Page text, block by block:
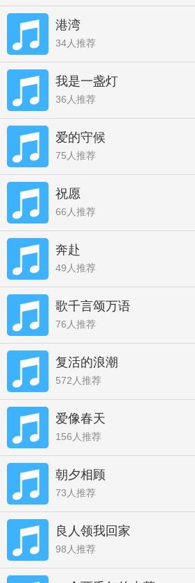
港湾
34人推荐
我是一盏灯
36人推荐
爱的守候
75人推荐
祝愿
66人推荐
奔赴
49人推荐
歌千言颂万语
76人推荐
复活的浪潮
572人推荐
爱像春天
156人推荐
朝夕相顾
73人推荐
良人领我回家
98人推荐